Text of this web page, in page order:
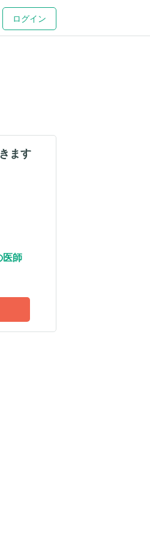
ログイン
ます
医師